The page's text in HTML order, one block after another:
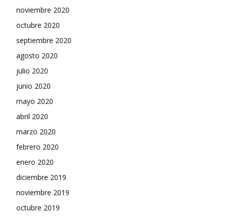
noviembre 2020
octubre 2020
septiembre 2020
agosto 2020
julio 2020
junio 2020
mayo 2020
abril 2020
marzo 2020
febrero 2020
enero 2020
diciembre 2019
noviembre 2019
octubre 2019